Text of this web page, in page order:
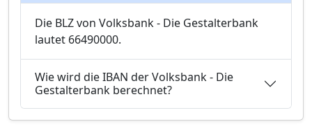
Die BLZ von Volksbank - Die Gestalterbank
lautet 66490000.
Wie wird die IBAN der Volksbank - Die
Gestalterbank berechnet?